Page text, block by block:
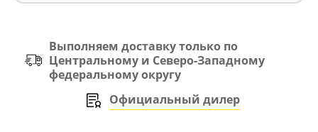
Выполняем доставку только по
Центральному и Северо-Западному
федеральному округу
Официальный дилер